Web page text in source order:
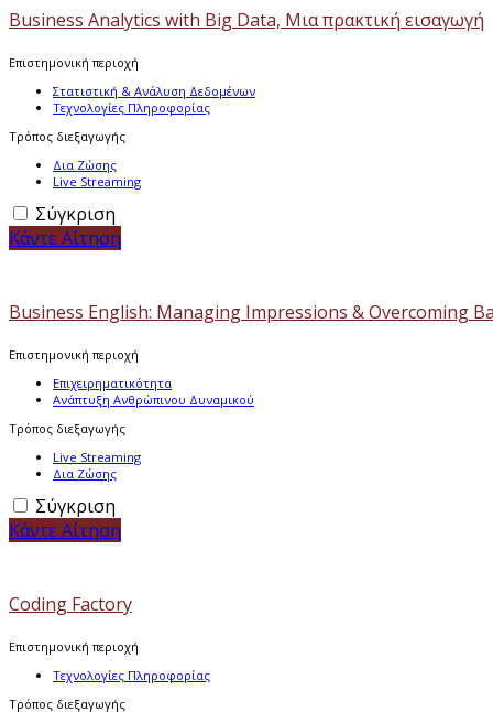
Business Analytics with Big Data, Μια πρακτική εισαγωγή
Επιστημονική περιοχή
Στατιστική & Ανάλυση Δεδομένων
Τεχνολογίες Πληροφορίας
Τρόπος διεξαγωγής
Δια Ζώσης
Live Streaming
Σύγκριση
Κάντε Αίτηση
Business English: Managing Impressions & Overcoming
Επιστημονική περιοχή
Επιχειρηματικότητα
Ανάπτυξη Ανθρώπινου Δυναμικού
Τρόπος διεξαγωγής
Live Streaming
Δια Ζώσης
Σύγκριση
Κάντε Αίτηση
Coding Factory
Επιστημονική περιοχή
Τεχνολογίες Πληροφορίας
Τρόπος διεξαγωγής